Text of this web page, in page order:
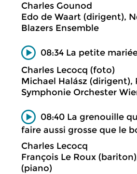
Charles Gounod
Edo de Waart (dirigent),
Blazers Ensemble
08:34 La petite
Charles Lecocq (foto)
Michael Halász (dirigent),
Symphonie Orchester
08:40 La grenouille
faire aussi grosse que le
Charles Lecocq
François Le Roux
(piano)